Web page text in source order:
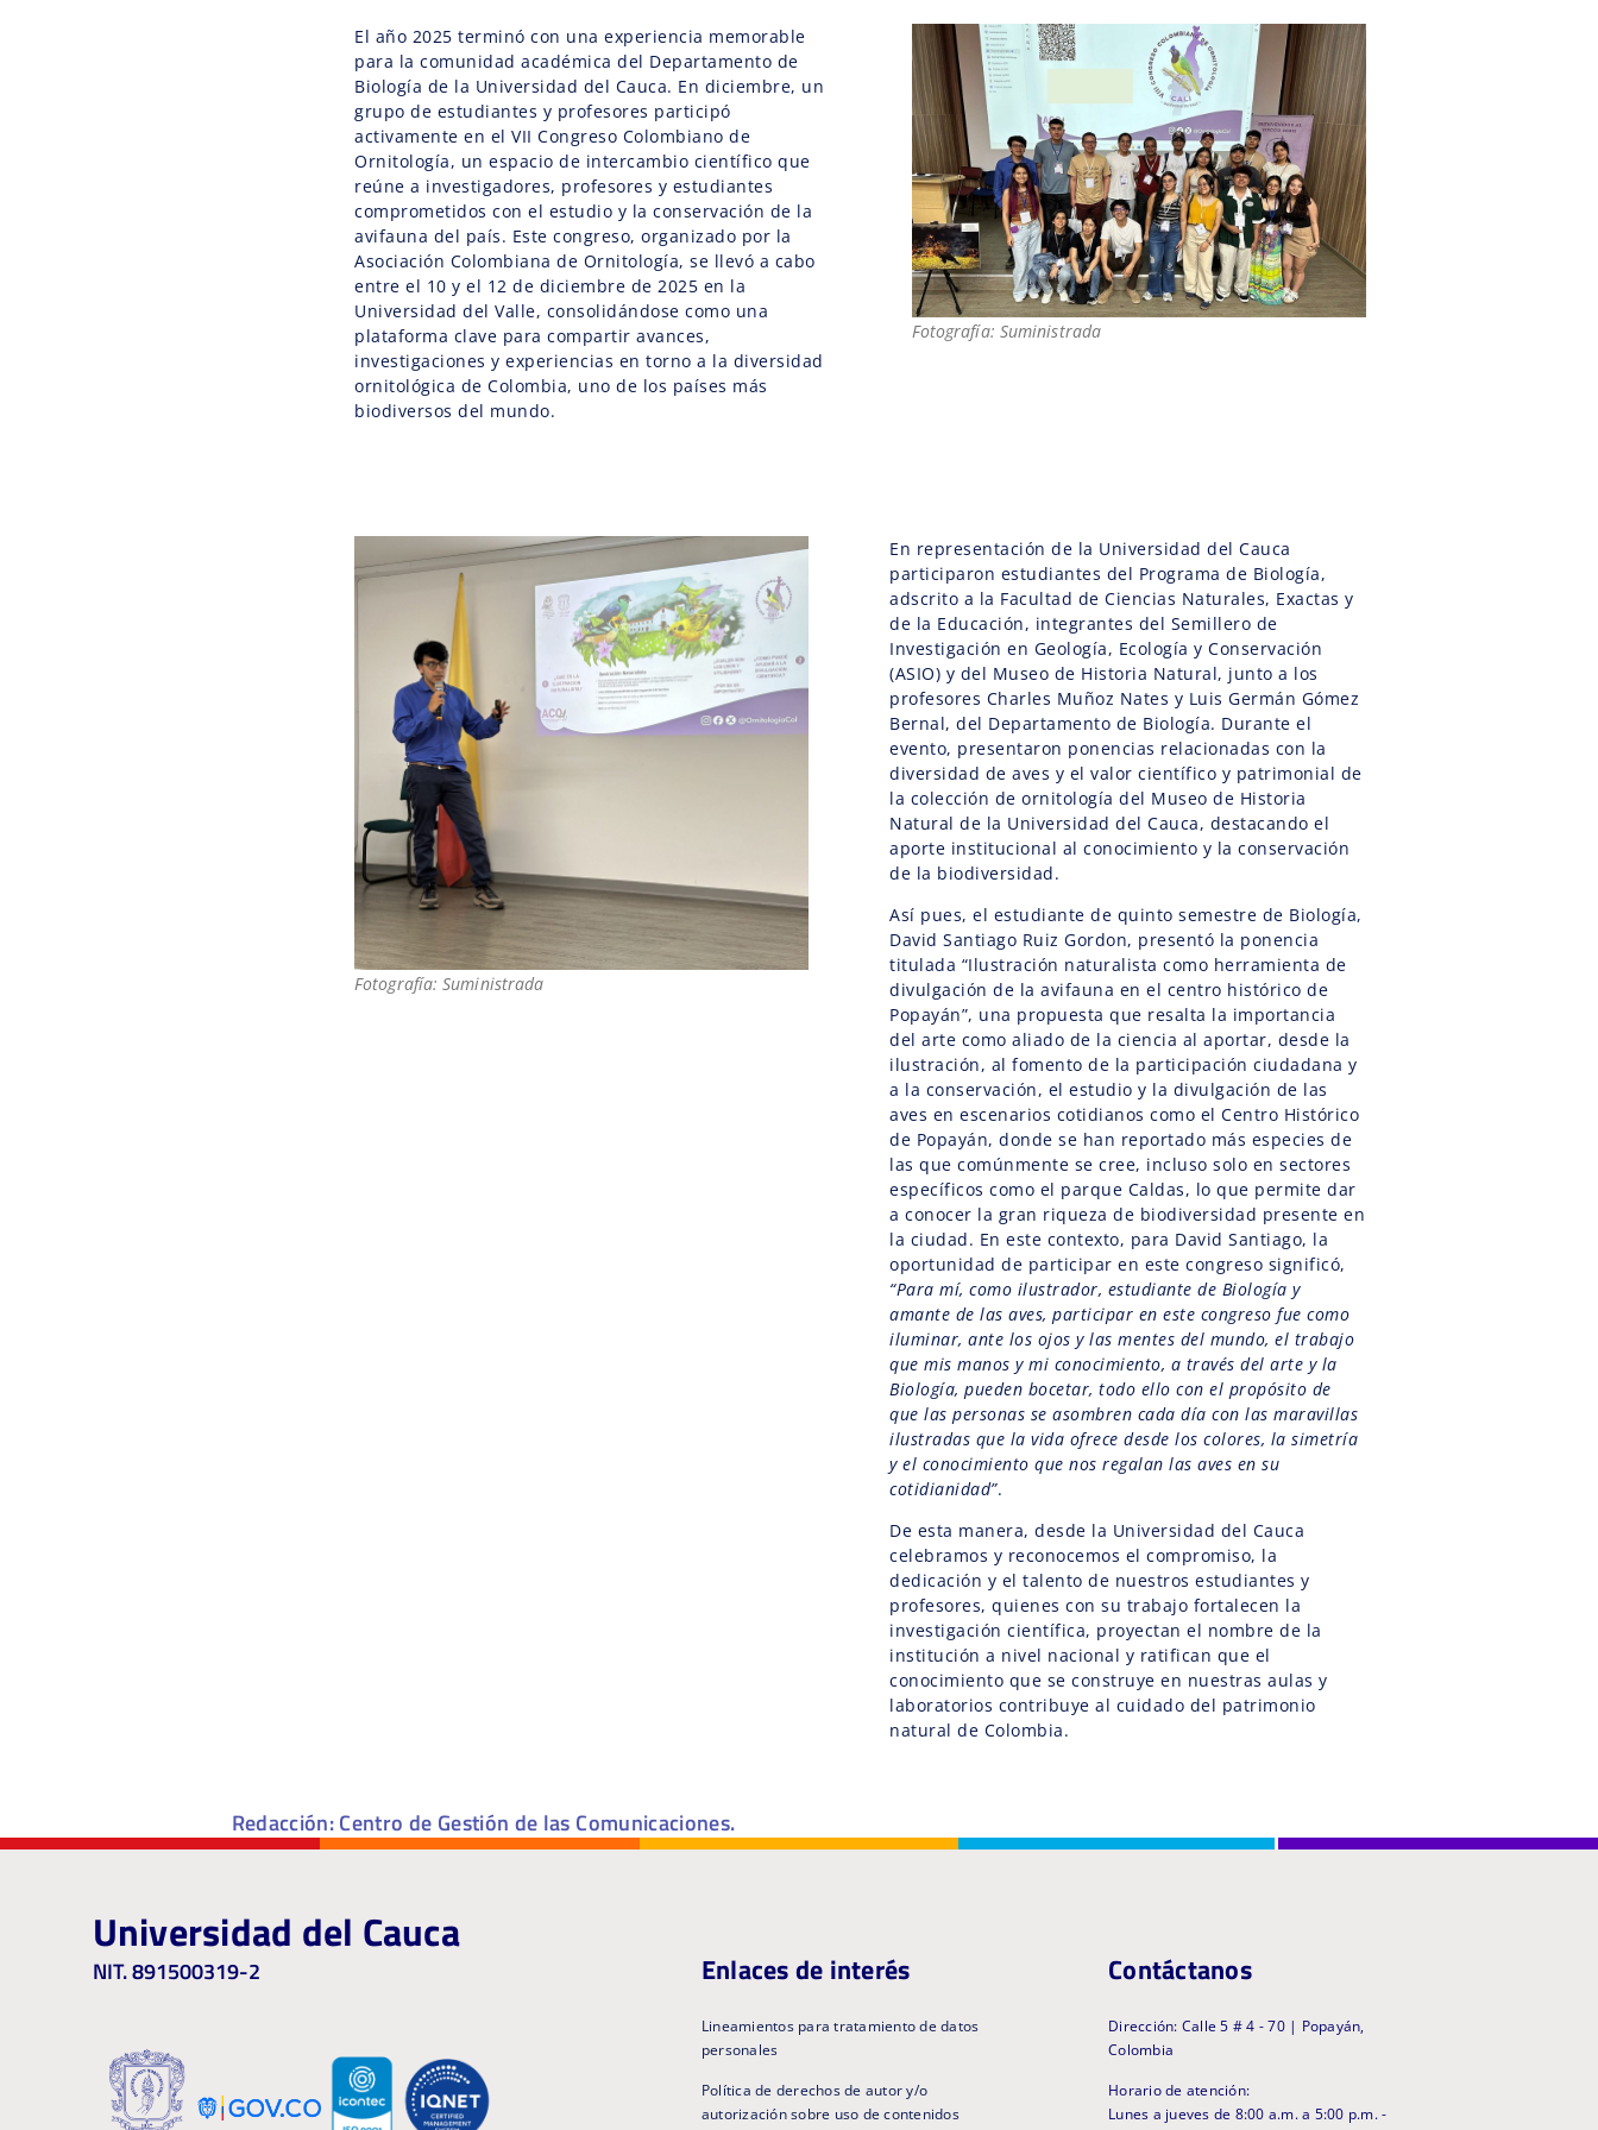
El año 2025 terminó con una experiencia memorable
para la comunidad académica del Departamento de
Biología de la Universidad del Cauca. En diciembre, un
grupo de estudiantes y profesores participó
activamente en el VII Congreso Colombiano de
Ornitología, un espacio de intercambio científico que
reúne a investigadores, profesores y estudiantes
comprometidos con el estudio y la conservación de la
avifauna del país. Este congreso, organizado por la
Asociación Colombiana de Ornitología, se llevó a cabo
entre el 10 y el 12 de diciembre de 2025 en la
Universidad del Valle, consolidándose como una
plataforma clave para compartir avances,
investigaciones y experiencias en torno a la diversidad
ornitológica de Colombia, uno de los países más
biodiversos del mundo.
Fotografía: Suministrada
Fotografía: Suministrada
En representación de la Universidad del Cauca
participaron estudiantes del Programa de Biología,
adscrito a la Facultad de Ciencias Naturales, Exactas y
de la Educación, integrantes del Semillero de
Investigación en Geología, Ecología y Conservación
(ASIO) y del Museo de Historia Natural, junto a los
profesores Charles Muñoz Nates y Luis Germán Gómez
Bernal, del Departamento de Biología. Durante el
evento, presentaron ponencias relacionadas con la
diversidad de aves y el valor científico y patrimonial de
la colección de ornitología del Museo de Historia
Natural de la Universidad del Cauca, destacando el
aporte institucional al conocimiento y la conservación
de la biodiversidad.
Así pues, el estudiante de quinto semestre de Biología,
David Santiago Ruiz Gordon, presentó la ponencia
titulada “Ilustración naturalista como herramienta de
divulgación de la avifauna en el centro histórico de
Popayán”, una propuesta que resalta la importancia
del arte como aliado de la ciencia al aportar, desde la
ilustración, al fomento de la participación ciudadana y
a la conservación, el estudio y la divulgación de las
aves en escenarios cotidianos como el Centro Histórico
de Popayán, donde se han reportado más especies de
las que comúnmente se cree, incluso solo en sectores
específicos como el parque Caldas, lo que permite dar
a conocer la gran riqueza de biodiversidad presente en
la ciudad. En este contexto, para David Santiago, la
oportunidad de participar en este congreso significó,
“Para mí, como ilustrador, estudiante de Biología y
amante de las aves, participar en este congreso fue como
iluminar, ante los ojos y las mentes del mundo, el trabajo
que mis manos y mi conocimiento, a través del arte y la
Biología, pueden bocetar, todo ello con el propósito de
que las personas se asombren cada día con las maravillas
ilustradas que la vida ofrece desde los colores, la simetría
y el conocimiento que nos regalan las aves en su
cotidianidad”.
De esta manera, desde la Universidad del Cauca
celebramos y reconocemos el compromiso, la
dedicación y el talento de nuestros estudiantes y
profesores, quienes con su trabajo fortalecen la
investigación científica, proyectan el nombre de la
institución a nivel nacional y ratifican que el
conocimiento que se construye en nuestras aulas y
laboratorios contribuye al cuidado del patrimonio
natural de Colombia.
Redacción: Centro de Gestión de las Comunicaciones.
Universidad del Cauca
NIT. 891500319-2 Enlaces de interés
Lineamientos para tratamiento de datos
personales
Política de derechos de autor y/o
autorización sobre uso de contenidos
Contáctanos
Dirección: Calle 5 # 4 - 70 | Popayán,
Colombia
Horario de atención:
Lunes a jueves de 8:00 a.m. a 5:00 p.m. -